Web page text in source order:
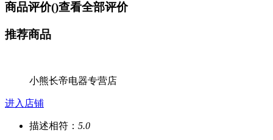
商品评价()查看全部评价
推荐商品
小熊长帝电器专营店
进入店铺
描述相符： 5.0